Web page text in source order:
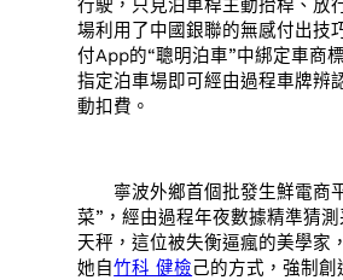
行駛，只見泊車桿主動抬桿、放
場利用了中國銀聯的無感付出技
付App的“聰明泊車”中綁定車商
指定泊車場即可經由過程車牌辨
動扣費。
寧波外鄉首個批發生鮮電商
菜”，經由過程年夜數據精準猜
天秤，這位被失衡逼瘋的美學家
她自竹科 健檢己的方式，強制